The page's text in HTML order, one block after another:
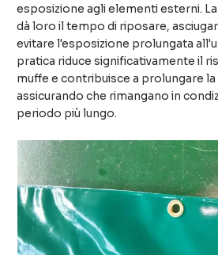
esposizione agli elementi esterni.
dà loro il tempo di riposare,
evitare l'esposizione prolungata
pratica riduce significativamente il
muffe e contribuisce a prolungare
assicurando che rimangano in
periodo più lungo.